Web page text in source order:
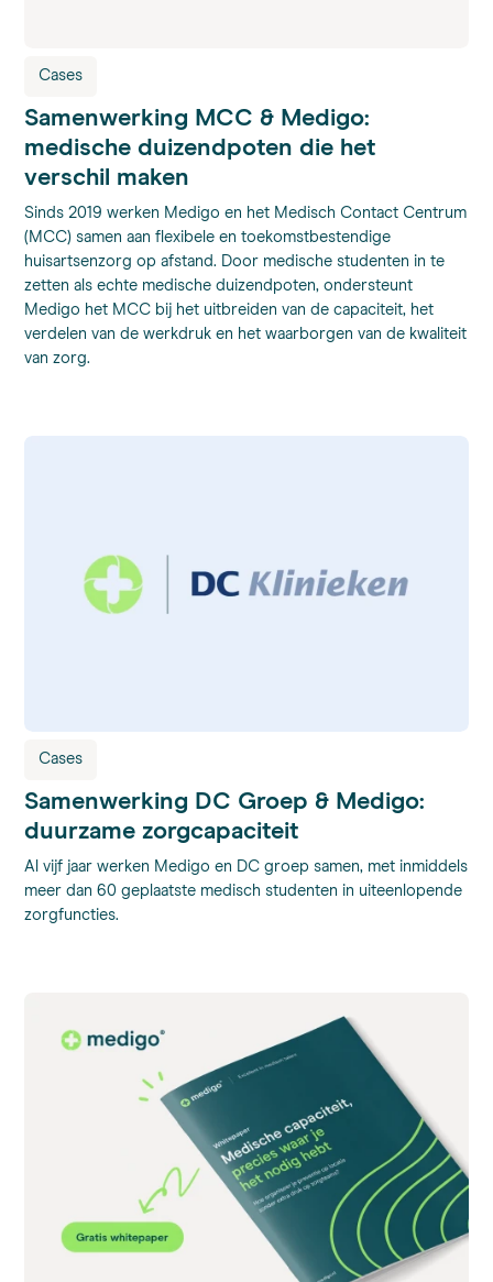
Cases
Samenwerking MCC & Medigo:
medische duizendpoten die het
verschil maken
Sinds 2019 werken Medigo en het Medisch Contact Centrum
(MCC) samen aan flexibele en toekomstbestendige
huisartsenzorg op afstand. Door medische studenten in te
zetten als echte medische duizendpoten, ondersteunt
Medigo het MCC bij het uitbreiden van de capaciteit, het
verdelen van de werkdruk en het waarborgen van de kwaliteit
van zorg.
Cases
Samenwerking DC Groep & Medigo:
duurzame zorgcapaciteit
Al vijf jaar werken Medigo en DC groep samen, met inmiddels
meer dan 60 geplaatste medisch studenten in uiteenlopende
zorgfuncties.